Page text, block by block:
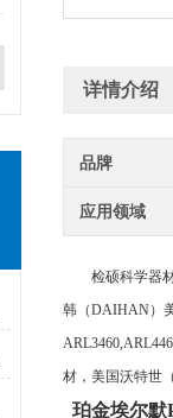
详情介绍
品牌
应用领域
检硕科学器材
韩（DAIHAN）
材，美国沃特世
珀金埃尔默